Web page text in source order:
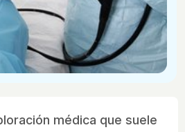
médica que suele